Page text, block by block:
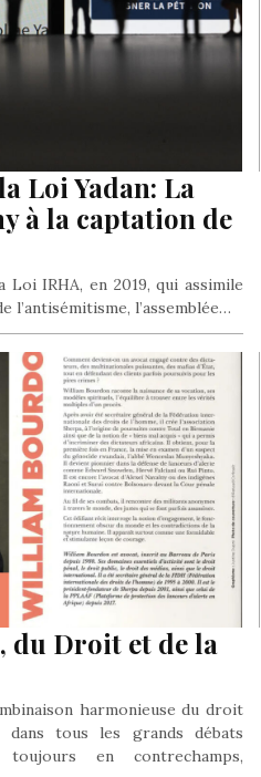
Loi Yadan: La
à la captation de
Loi IRHA, en 2019, qui assimile
l’antisémitisme, l’assemblée…
du Droit et de la
harmonieuse du droit
tous les grands débats
toujours en contrechamps,